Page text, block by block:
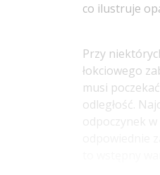
co ilustruje
Przy
łokciowego
musi
odległość.
odpoczynek